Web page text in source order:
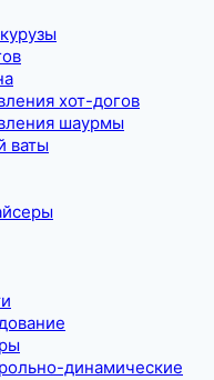
хот-догов
шаурмы
ваты
динамические